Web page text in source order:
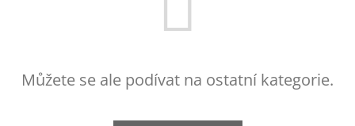
Můžete se ale podívat na ostatní kategorie.